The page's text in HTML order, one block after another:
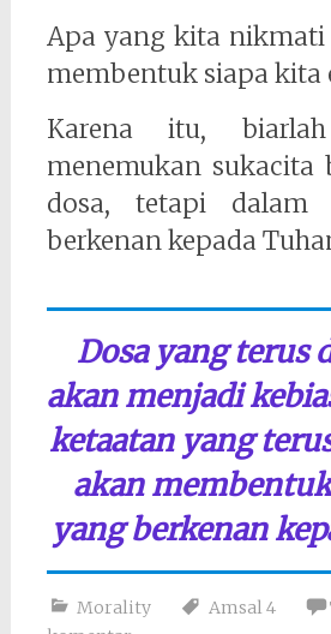
Apa yang kita
membentuk siapa kita
Karena itu,
menemukan sukacita
dosa, tetapi dalam
berkenan kepada
Dosa yang terus
akan menjadi
ketaatan yang
akan
yang berkenan
Morality Amsal 4